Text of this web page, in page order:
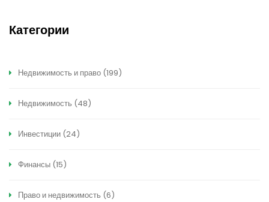
Категории
Недвижимость и право (199)
Недвижимость (48)
Инвестиции (24)
Финансы (15)
Право и недвижимость (6)